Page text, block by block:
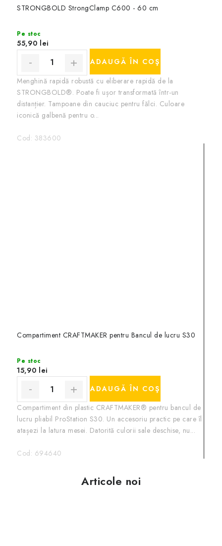
STRONGBOLD StrongClamp C600 - 60 cm
Pe stoc
55,90 lei
ADAUGĂ ÎN COŞ
Menghină rapidă robustă cu eliberare rapidă de la
STRONGBOLD®. Poate fi ușor transformată într-un
distanțier. Tampoane din cauciuc pentru fălci. Culoare
iconică galbenă pentru o...
Cod: 383600
Compartiment CRAFTMAKER pentru Bancul de lucru S30
Pe stoc
15,90 lei
ADAUGĂ ÎN COŞ
Compartiment din plastic CRAFTMAKER® pentru bancul de
lucru pliabil ProStation S30. Un accesoriu practic pe care îl
atașezi la latura mesei. Datorită culorii sale deschise, nu...
Cod: 694640
Articole noi